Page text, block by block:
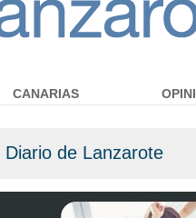
de Lanzarote
CANARIAS